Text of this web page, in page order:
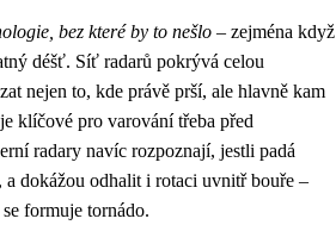
bez které by to nešlo – zejména když
déšť. Síť radarů pokrývá celou
nejen to, kde právě prší, ale hlavně kam
klíčové pro varování třeba před
radary navíc rozpoznají, jestli padá
dokážou odhalit i rotaci uvnitř bouře –
formuje tornádo.